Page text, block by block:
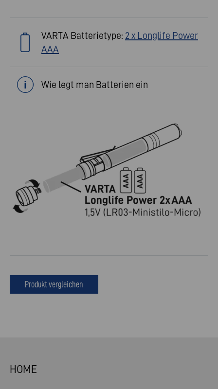
VARTA Batterietype: 2 x Longlife Power
AAA
Wie legt man Batterien ein
Produkt vergleichen
HOME